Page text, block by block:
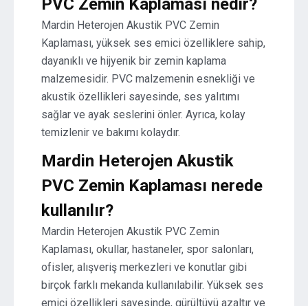
PVC Zemin Kaplaması nedir?
Mardin Heterojen Akustik PVC Zemin
Kaplaması, yüksek ses emici özelliklere sahip,
dayanıklı ve hijyenik bir zemin kaplama
malzemesidir. PVC malzemenin esnekliği ve
akustik özellikleri sayesinde, ses yalıtımı
sağlar ve ayak seslerini önler. Ayrıca, kolay
temizlenir ve bakımı kolaydır.
Mardin Heterojen Akustik
PVC Zemin Kaplaması nerede
kullanılır?
Mardin Heterojen Akustik PVC Zemin
Kaplaması, okullar, hastaneler, spor salonları,
ofisler, alışveriş merkezleri ve konutlar gibi
birçok farklı mekanda kullanılabilir. Yüksek ses
emici özellikleri sayesinde, gürültüyü azaltır ve